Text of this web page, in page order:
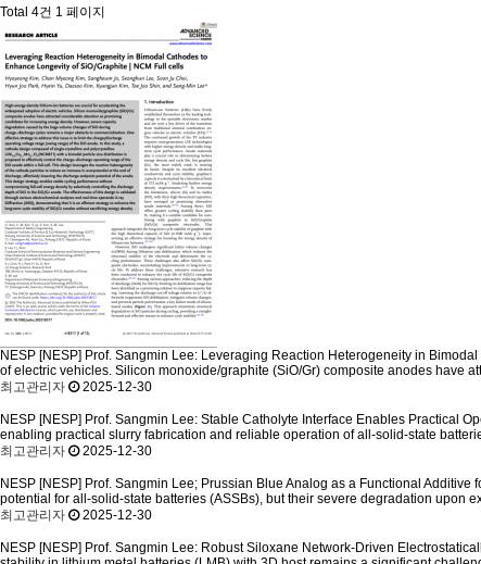
Total 4건 1 페이지
NESP [NESP] Prof. Sangmin Lee: Leveraging Reaction Heterogeneity in
of electric vehicles. Silicon monoxide/graphite (SiO/Gr) composite anodes have
최고관리자
2025-12-30
NESP [NESP] Prof. Sangmin Lee: Stable Catholyte Interface Enables Practical
enabling practical slurry fabrication and reliable operation of all-solid-state
최고관리자
2025-12-30
NESP [NESP] Prof. Sangmin Lee; Prussian Blue Analog as a Functional
potential for all-solid-state batteries (ASSBs), but their severe degradation upon
최고관리자
2025-12-30
NESP [NESP] Prof. Sangmin Lee: Robust Siloxane Network-Driven